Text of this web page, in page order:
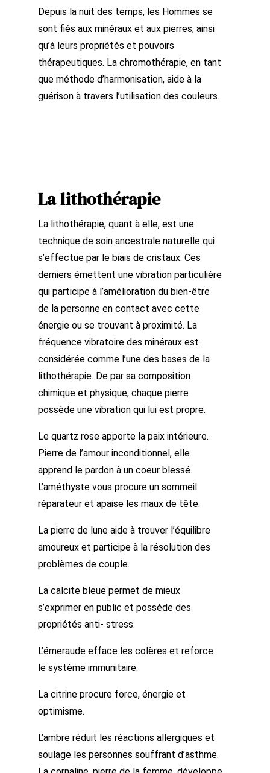
Depuis la nuit des temps, les Hommes se
sont fiés aux minéraux et aux pierres, ainsi
qu’à leurs propriétés et pouvoirs
thérapeutiques. La chromothérapie, en tant
que méthode d’harmonisation, aide à la
guérison à travers l’utilisation des couleurs.
La lithothérapie
La lithothérapie, quant à elle, est une
technique de soin ancestrale naturelle qui
s’effectue par le biais de cristaux. Ces
derniers émettent une vibration particulière
qui participe à l’amélioration du bien-être
de la personne en contact avec cette
énergie ou se trouvant à proximité. La
fréquence vibratoire des minéraux est
considérée comme l’une des bases de la
lithothérapie. De par sa composition
chimique et physique, chaque pierre
possède une vibration qui lui est propre.
Le quartz rose apporte la paix intérieure.
Pierre de l’amour inconditionnel, elle
apprend le pardon à un coeur blessé.
L’améthyste vous procure un sommeil
réparateur et apaise les maux de tête.
La pierre de lune aide à trouver l’équilibre
amoureux et participe à la résolution des
problèmes de couple.
La calcite bleue permet de mieux
s’exprimer en public et possède des
propriétés anti- stress.
L’émeraude efface les colères et reforce
le système immunitaire.
La citrine procure force, énergie et
optimisme.
L’ambre réduit les réactions allergiques et
soulage les personnes souffrant d’asthme.